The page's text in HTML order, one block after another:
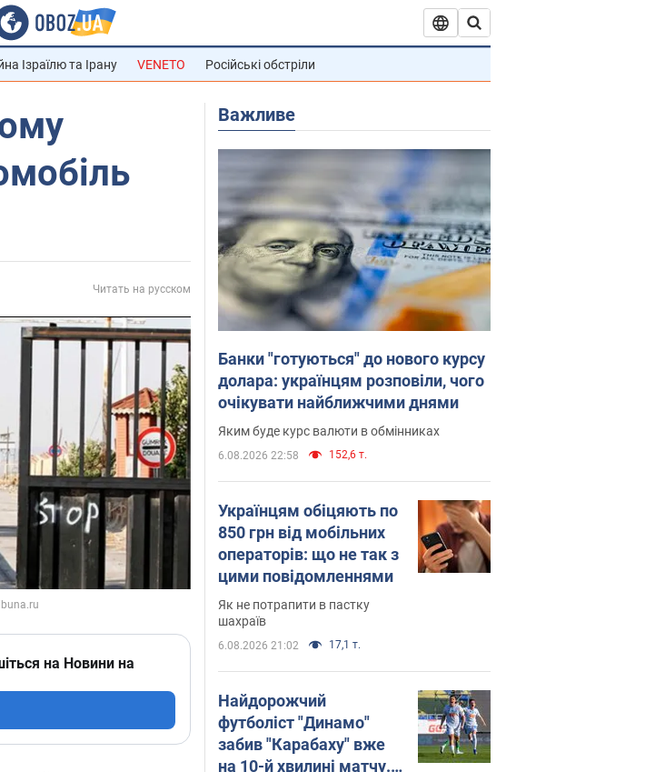
Ізраїлю та Ірану VENETO Російські обстріли
Читать на русском
на Новини на
Важливе
Банки "готуються" до нового курсу
долара: українцям розповіли, чого
очікувати найближчими днями
Яким буде курс валюти в обмінниках
6.08.2026 22:58 152,6 т.
Українцям обіцяють по
850 грн від мобільних
операторів: що не так з
цими повідомленнями
Як не потрапити в пастку
шахраїв
6.08.2026 21:02 17,1 т.
Найдорожчий
футболіст "Динамо"
забив "Карабаху" вже
на 10-й хвилині матчу.